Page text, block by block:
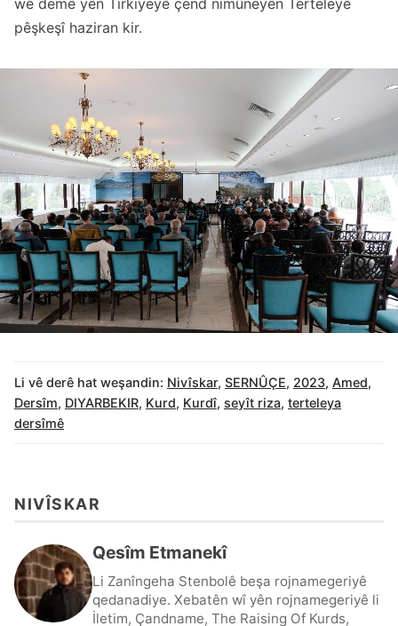
pêşkeşî haziran kir.
Li vê derê hat weşandin: Nivîskar, SERNÛÇE, 2023, Amed,
Dersîm, DIYARBEKIR, Kurd, Kurdî, seyît riza, terteleya
dersîmê
NIVÎSKAR
Qesîm Etmanekî
Li Zanîngeha Stenbolê beşa rojnamegeriyê
qedanadiye. Xebatên wî yên rojnamegeriyê li
İletim, Çandname, The Raising Of Kurds,